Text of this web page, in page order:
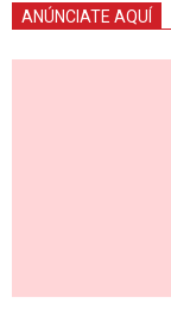
ANÚNCIATE AQUÍ